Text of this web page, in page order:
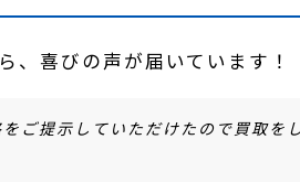
喜びの声が届いています！
ご提示していただけたので買取を